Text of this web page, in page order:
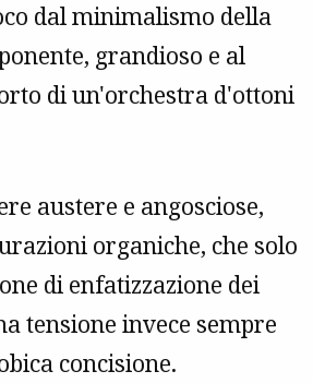
dal minimalismo della
grandioso e al
di un'orchestra d'ottoni
austere e angosciose,
organiche, che solo
di enfatizzazione dei
tensione invece sempre
concisione.